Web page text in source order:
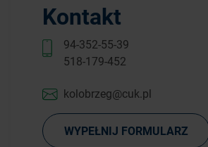
Kontakt
94-352-55-39
518-179-452
kolobrzeg@cuk.pl
WYPEŁNIJ FORMULARZ